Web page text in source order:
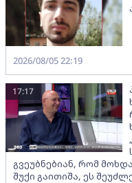
2026/08/05 22:19
გვეუბნებიან, რომ
შუქი გაითიშა, ეს
17:17